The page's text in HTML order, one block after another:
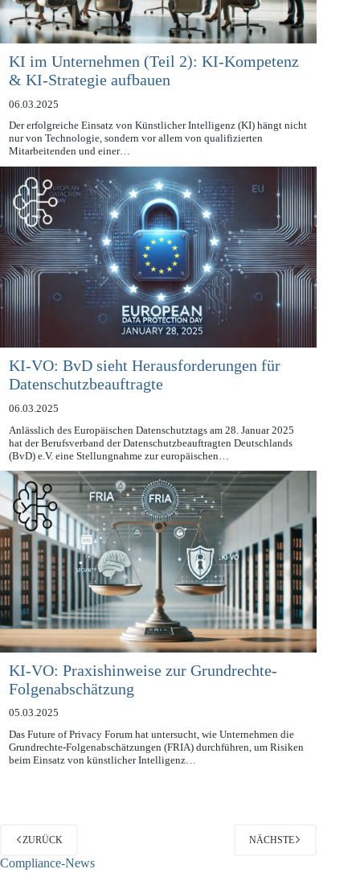
KI im Unternehmen (Teil 2): KI-Kompetenz
& KI-Strategie aufbauen
06.03.2025
Der erfolgreiche Einsatz von Künstlicher Intelligenz (KI) hängt nicht
nur von Technologie, sondern vor allem von qualifizierten
Mitarbeitenden und einer…
KI-VO: BvD sieht Herausforderungen für
Datenschutzbeauftragte
06.03.2025
Anlässlich des Europäischen Datenschutztags am 28. Januar 2025
hat der Berufsverband der Datenschutzbeauftragten Deutschlands
(BvD) e.V. eine Stellungnahme zur europäischen…
KI-VO: Praxishinweise zur Grundrechte-
Folgenabschätzung
05.03.2025
Das Future of Privacy Forum hat untersucht, wie Unternehmen die
Grundrechte-Folgenabschätzungen (FRIA) durchführen, um Risiken
ZURÜCK